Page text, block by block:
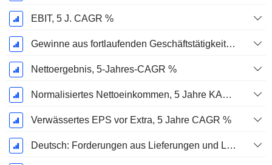
EBIT, 5 J. CAGR %
Gewinne aus fortlaufenden Geschäftstätigkeiten, 5-Jahres-CAGR %
Nettoergebnis, 5-Jahres-CAGR %
Normalisiertes Nettoeinkommen, 5 Jahre KAGR %
Verwässertes EPS vor Extra, 5 Jahre CAGR %
Deutsch: Forderungen aus Lieferungen und Leistungen, 5-Jahres-CAGR %